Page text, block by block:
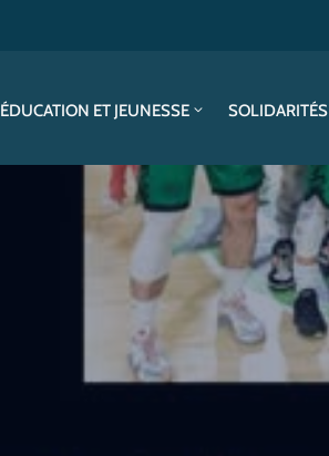
ÉDUCATION ET JEUNESSE SOLIDARITÉS